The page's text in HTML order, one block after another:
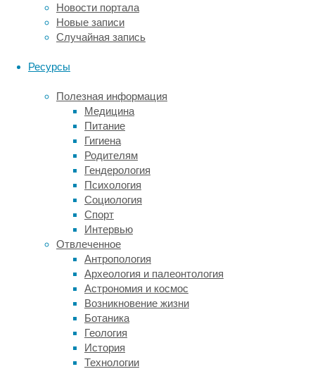
Новости портала
Новые записи
Случайная запись
Ресурсы
Полезная информация
Медицина
Питание
Гигиена
Родителям
Гендерология
Психология
Социология
Спорт
Интервью
Отвлеченное
Антропология
Археология и палеонтология
Астрономия и космос
Возникновение жизни
Ботаника
Геология
История
Технологии
которым
необходима
пересадка
Органы
проще
выращивать
лаборатории,
где
учёных
есть
некое
подобие
каркасов
для
будущих
органов,
по
которым
распределяются
клетки.